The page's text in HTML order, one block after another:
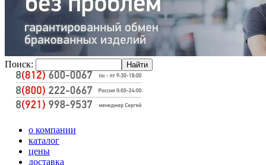
Поиск:
о компании
каталог
цены
доставка